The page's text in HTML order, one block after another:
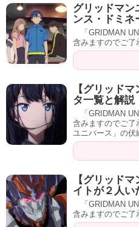
グリッドマン
ンス・ドミネ
「GRIDMAN
含みますのでご了
【グリッド
タ一覧と解説
「GRIDMAN
含みますのでご了
ユニバース」の伏
【グリッド
イトが２人い
「GRIDMAN
含みますのでご了